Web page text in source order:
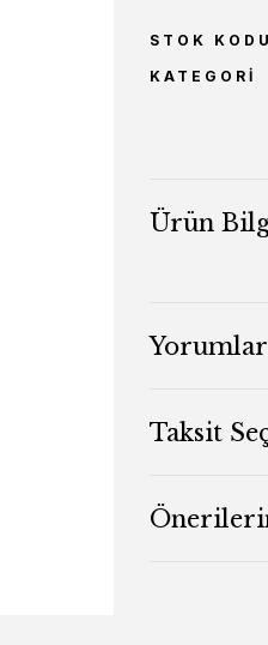
STOK
KATEGORI
Ürün
Yorumlar
Taksit